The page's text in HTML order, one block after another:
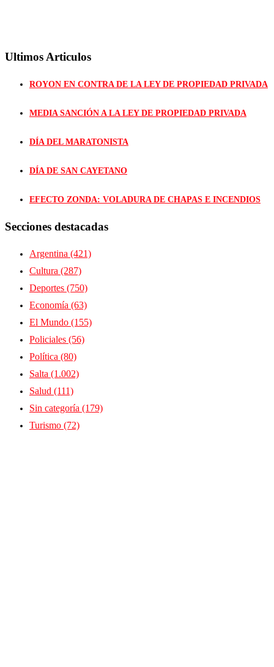
Ultimos Articulos
ROYON EN CONTRA DE LA LEY DE PROPIEDAD PRIVADA
MEDIA SANCIÓN A LA LEY DE PROPIEDAD PRIVADA
DÍA DEL MARATONISTA
DÍA DE SAN CAYETANO
EFECTO ZONDA: VOLADURA DE CHAPAS E INCENDIOS
Secciones destacadas
Argentina (421)
Cultura (287)
Deportes (750)
Economía (63)
El Mundo (155)
Policiales (56)
Política (80)
Salta (1.002)
Salud (111)
Sin categoría (179)
Turismo (72)